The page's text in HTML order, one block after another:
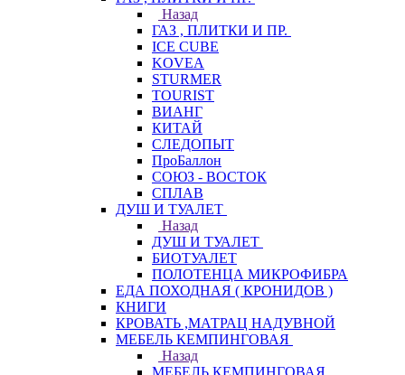
Назад
ГАЗ , ПЛИТКИ И ПР.
ICE CUBE
KOVEA
STURMER
TOURIST
ВИАНГ
КИТАЙ
СЛЕДОПЫТ
ПроБаллон
СОЮЗ - ВОСТОК
СПЛАВ
ДУШ И ТУАЛЕТ
Назад
ДУШ И ТУАЛЕТ
БИОТУАЛЕТ
ПОЛОТЕНЦА МИКРОФИБРА
ЕДА ПОХОДНАЯ ( КРОНИДОВ )
КНИГИ
КРОВАТЬ ,МАТРАЦ НАДУВНОЙ
МЕБЕЛЬ КЕМПИНГОВАЯ
Назад
МЕБЕЛЬ КЕМПИНГОВАЯ